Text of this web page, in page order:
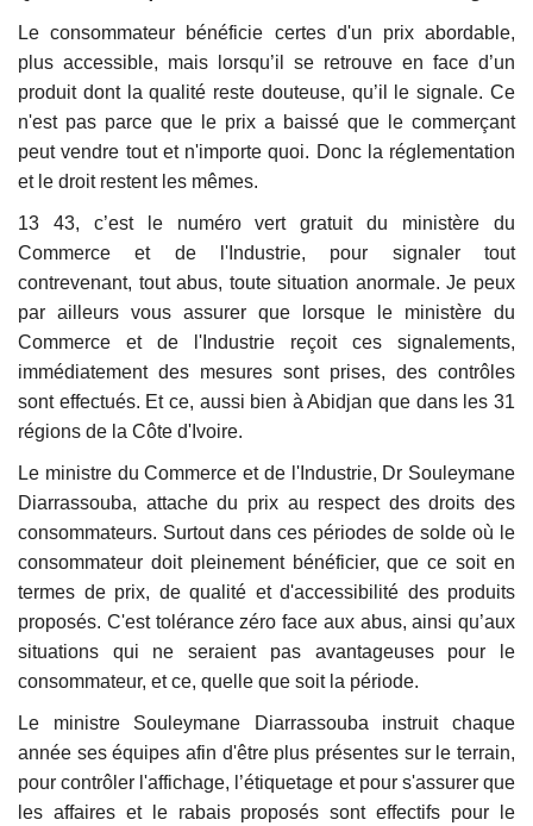
Le consommateur bénéficie certes d'un prix abordable,
plus accessible, mais lorsqu’il se retrouve en face d’un
produit dont la qualité reste douteuse, qu’il le signale. Ce
n'est pas parce que le prix a baissé que le commerçant
peut vendre tout et n'importe quoi. Donc la réglementation
et le droit restent les mêmes.
13 43, c’est le numéro vert gratuit du ministère du
Commerce et de l'Industrie, pour signaler tout
contrevenant, tout abus, toute situation anormale. Je peux
par ailleurs vous assurer que lorsque le ministère du
Commerce et de l'Industrie reçoit ces signalements,
immédiatement des mesures sont prises, des contrôles
sont effectués. Et ce, aussi bien à Abidjan que dans les 31
régions de la Côte d'Ivoire.
Le ministre du Commerce et de l'Industrie, Dr Souleymane
Diarrassouba, attache du prix au respect des droits des
consommateurs. Surtout dans ces périodes de solde où le
consommateur doit pleinement bénéficier, que ce soit en
termes de prix, de qualité et d'accessibilité des produits
proposés. C'est tolérance zéro face aux abus, ainsi qu’aux
situations qui ne seraient pas avantageuses pour le
consommateur, et ce, quelle que soit la période.
Le ministre Souleymane Diarrassouba instruit chaque
année ses équipes afin d'être plus présentes sur le terrain,
pour contrôler l'affichage, l’étiquetage et pour s'assurer que
les affaires et le rabais proposés sont effectifs pour le